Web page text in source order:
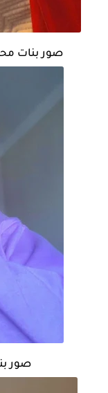
صور بنات
صور